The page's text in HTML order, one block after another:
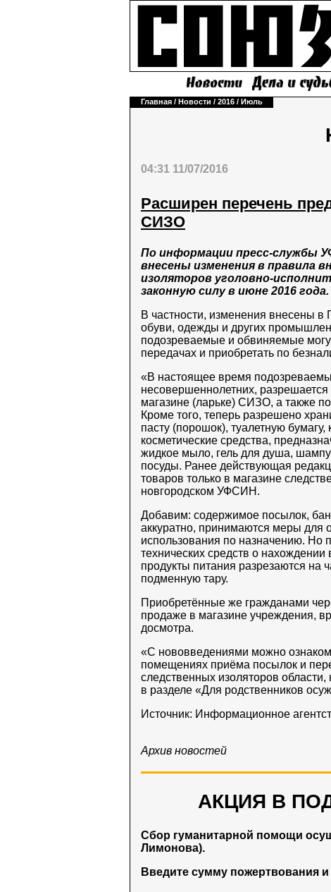
Главная / Новости / 2016 / Июль
04:31 11/07/2016
Расширен перечень
СИЗО
По информации пресс-службы
внесены изменения в правила
изоляторов уголовно-
законную силу в июне 2016 года.
В частности, изменения внесены в
обуви, одежды и других
подозреваемые и обвиняемые
передачах и приобретать по
«В настоящее время
несовершеннолетних,
магазине (ларьке) СИЗО, а также
Кроме того, теперь разрешено
пасту (порошок), туалетную
косметические средства,
жидкое мыло, гель для душа,
посуды. Ранее действующая
товаров только в магазине
новгородском УФСИН.
Добавим: содержимое посылок,
аккуратно, принимаются меры для
использования по назначению. Но
технических средств о
продукты питания разрезаются на
подменную тару.
Приобретённые же гражданами
продаже в магазине учреждения,
досмотра.
«С нововведениями можно
помещениях приёма посылок и
следственных изоляторов
в разделе «Для родственников
Источник: Информационное
Архив новостей
АКЦИЯ В
Сбор гуманитарной помощи
Лимонова).
Введите сумму пожертвования